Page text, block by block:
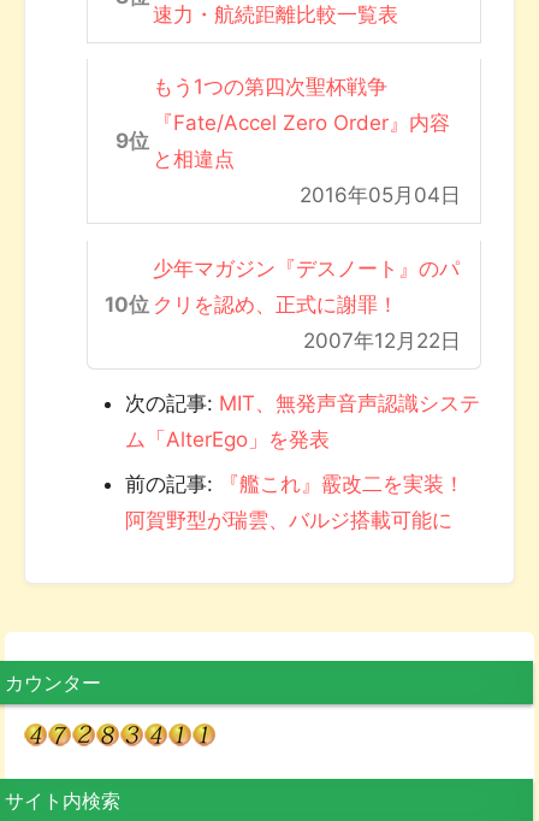
速力・航続距離比較一覧表
もう1つの第四次聖杯戦争
『Fate/Accel Zero Order』内容
と相違点
2016年05月04日
少年マガジン『デスノート』のパ
クリを認め、正式に謝罪！
2007年12月22日
次の記事: MIT、無発声音声認識システ
ム「AlterEgo」を発表
前の記事:
『艦これ』霰改二を実装！
阿賀野型が瑞雲、バルジ搭載可能に
カウンター
サイト内検索